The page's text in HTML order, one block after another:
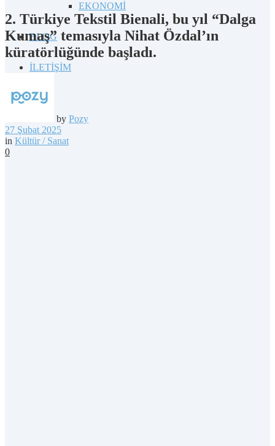
EKONOMİ
BLOG
İLETİŞİM
2. Türkiye Tekstil Bienali, bu yıl “Dalga
Kumaş” temasıyla Nihat Özdal’ın
küratörlüğünde başladı.
by Pozy
27 Şubat 2025
in Kültür / Sanat
0